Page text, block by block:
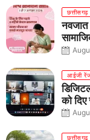
छत्तीसगढ़
नवजात
आईजी
को दिए
छत्तीसगढ़